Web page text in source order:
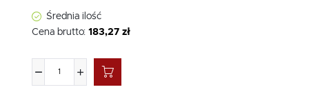
Średnia ilość
Cena brutto: 183,27 zł